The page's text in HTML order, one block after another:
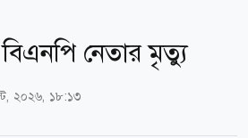
বিএনপি নেতার মৃত্যু
২০২৬, ১৮:১৩